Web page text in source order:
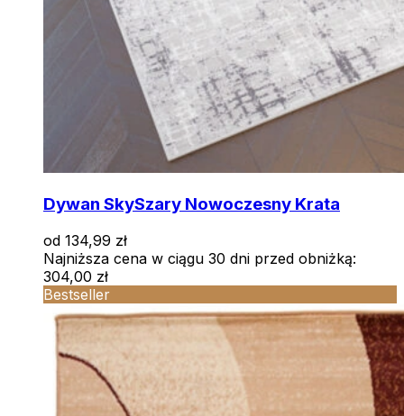
Dywan SkySzary Nowoczesny Krata
od 134,99 zł
Najniższa cena w ciągu 30 dni przed obniżką:
304,00 zł
Bestseller